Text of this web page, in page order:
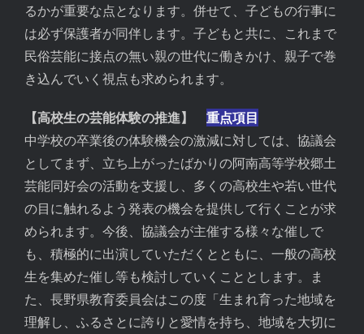
るかが重要な点となります。併せて、子どもの行事に
は必ず保護者が同伴します。子どもと共に、これまで
民俗芸能に接点の無い親の世代に働きかけ、親子で巻
き込んでいく視点も求められます。
【高校生の芸能体験の推進】 重点項目
中学校の卒業後の体験機会の激減に対しては、協議会
としてまず、立ち上がったばかりの阿南高等学校郷土
芸能同好会の活動を支援し、多くの高校生や若い世代
の目に触れるよう発表の機会を提供して行くことが求
められます。今後、協議会が主催する様々な催しで
も、積極的に出演していただくとともに、一般の高校
生を集めた催し等も検討していくこととします。ま
た、長野県教育委員会はこの度「生まれ育った地域を
理解し、ふるさとに誇りと愛情を持ち、地域を大切に